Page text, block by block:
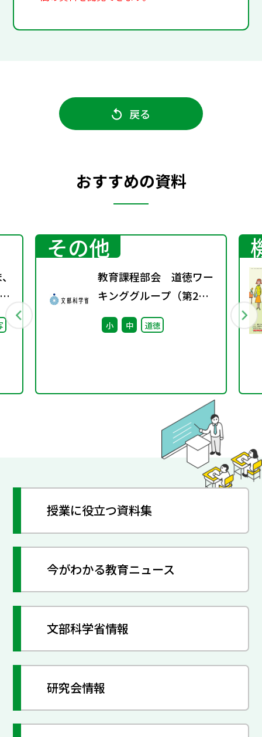
戻る
おすすめの資料
その他
教育課程部会 道徳ワー
キンググループ（第2
回） 配付資料
小 中 道徳
授業に役立つ資料集
今がわかる教育ニュース
文部科学省情報
研究会情報